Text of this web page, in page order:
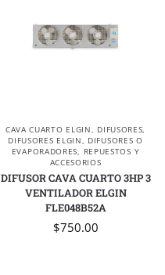
CAVA CUARTO ELGIN, DIFUSORES,
DIFUSORES ELGIN, DIFUSORES O
EVAPORADORES, REPUESTOS Y
ACCESORIOS
DIFUSOR CAVA CUARTO 3HP 3
VENTILADOR ELGIN
FLE048B52A
$750.00